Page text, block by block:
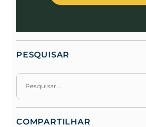
PESQUISAR
COMPARTILHAR